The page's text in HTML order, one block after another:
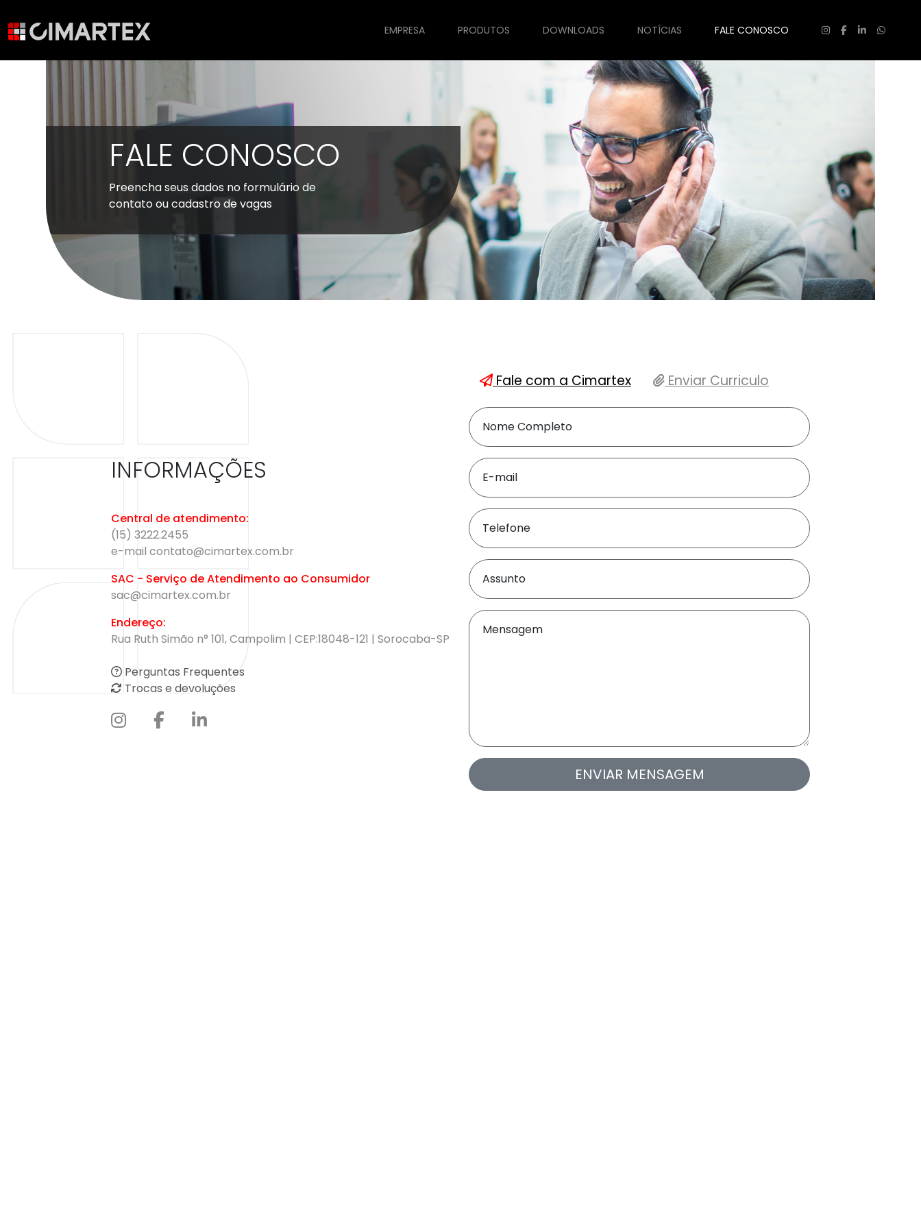
EMPRESA PRODUTOS DOWNLOADS NOTÍCIAS FALE CONOSCO
FALE CONOSCO
Preencha seus dados no formulário de
contato ou cadastro de vagas
INFORMAÇÕES
Central de atendimento:
(15) 3222.2455
e-mail contato@cimartex.com.br
SAC - Serviço de Atendimento ao Consumidor
sac@cimartex.com.br
Endereço:
Rua Ruth Simão n° 101, Campolim | CEP:18048-121 | Sorocaba-SP
Perguntas Frequentes
Trocas e devoluções
Fale com a Cimartex Enviar Curriculo
Nome Completo
E-mail
Telefone
Assunto
Mensagem
ENVIAR MENSAGEM